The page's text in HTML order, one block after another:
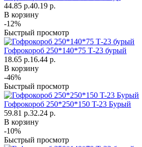
44.85 р.40.19 р.
В корзину
-12%
Быстрый просмотр
Гофрокороб 250*140*75 Т-23 бурый
18.65 р.16.44 р.
В корзину
-46%
Быстрый просмотр
Гофрокороб 250*250*150 T-23 Бурый
59.81 р.32.24 р.
В корзину
-10%
Быстрый просмотр